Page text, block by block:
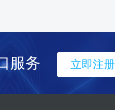
服务 立即注册